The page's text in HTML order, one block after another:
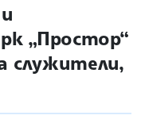
„Простор“
служители,